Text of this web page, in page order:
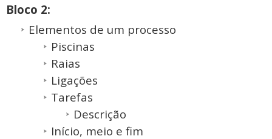
Bloco 2:
Elementos de um processo
Piscinas
Raias
Ligações
Tarefas
Descrição
Início, meio e fim